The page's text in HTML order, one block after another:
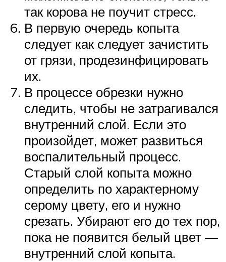
так корова не поучит стресс.
В первую очередь копыта
следует как следует зачистить
от грязи, продезинфицировать
их.
В процессе обрезки нужно
следить, чтобы не затрагивался
внутренний слой. Если это
произойдет, может развиться
воспалительный процесс.
Старый слой копыта можно
определить по характерному
серому цвету, его и нужно
срезать. Убирают его до тех пор,
пока не появится белый цвет —
внутренний слой копыта.